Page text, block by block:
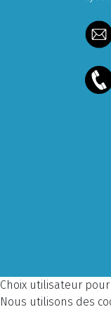
Choix utilisateur pour
Nous utilisons des